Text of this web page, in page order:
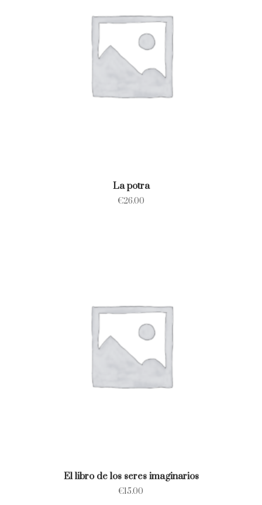
La potra
€26.00
El libro de los seres imaginarios
€15.00